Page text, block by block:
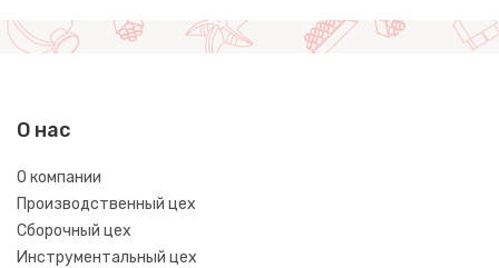
О нас
О компании
Производственный цех
Сборочный цех
Инструментальный цех